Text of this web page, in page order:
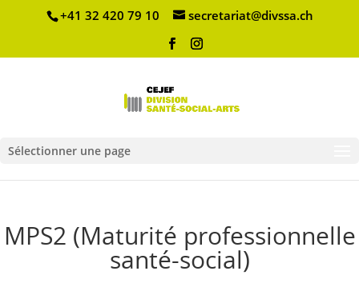
+41 32 420 79 10 secretariat@divssa.ch
Sélectionner une page
MPS2 (Maturité professionnelle
santé-social)